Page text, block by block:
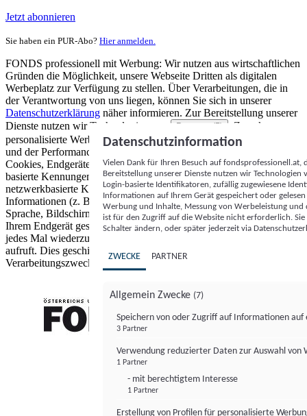
Jetzt abonnieren
Sie haben ein PUR-Abo? Hier anmelden.
FONDS professionell mit Werbung: Wir nutzen aus wirtschaftlichen
Gründen die Möglichkeit, unsere Webseite Dritten als digitalen
Werbeplatz zur Verfügung zu stellen. Über Verarbeitungen, die in
der Verantwortung von uns liegen, können Sie sich in unserer
Datenschutzerklärung näher informieren. Zur Bereitstellung unserer
Dienste nutzen wir Technologien von
Partnern (5)
. Zwecke:
personalisierte Werbung und Inhalte, Messung von Werbeleistung
und der Performance von Inhalten sowie Zielgruppenforschung.
Cookies, Endgeräte- oder ähnliche Online-Kennungen (z. B. login-
basierte Kennungen, zufällig generierte Kennungen,
netzwerkbasierte Kennungen) können zusammen mit anderen
Informationen (z. B. Browsertyp und Browserinformationen,
Sprache, Bildschirmgröße, unterstützte Technologien usw.) auf
Ihrem Endgerät gespeichert oder von dort ausgelesen werden, um es
jedes Mal wiederzuerkennen, wenn es eine App oder einer Webseite
aufruft. Dies geschieht für einen oder mehrere der hier aufgeführten
Verarbeitungszwecke.
Datenschutzinformation
Vielen Dank für Ihren Besuch auf
Bereitstellung unserer Dienste nutzen wir Technologien
Login-basierte Identifikatoren, zufällig zugewiesene
Informationen auf Ihrem Gerät gespeichert oder
Werbung und Inhalte, Messung von Werbeleistung
ist für den Zugriff auf die Website nicht erforderlich.
Schalter ändern, oder später jederzeit via
ZWECKE PARTNER
Allgemein Zwecke (7)
Speichern von oder Zugriff auf Informationen auf
3 Partner
Verwendung reduzierter Daten zur Auswahl von
1 Partner
- mit berechtigtem Interesse
1 Partner
Erstellung von Profilen für personalisierte
FONDS professionell